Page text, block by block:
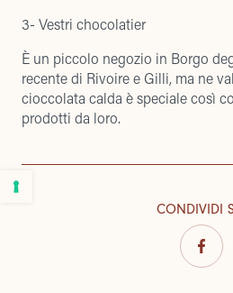
3- Vestri chocolatier
È un piccolo negozio in Borgo
recente di Rivoire e Gilli, ma ne
cioccolata calda è speciale così
prodotti da loro.
CONDIVIDI